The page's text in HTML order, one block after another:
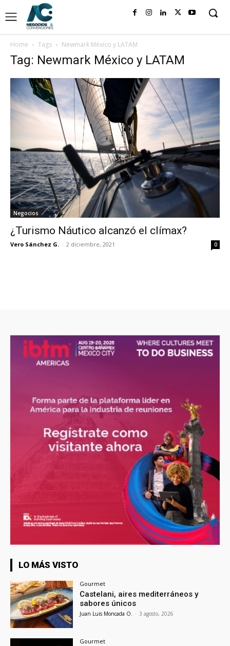
Home Tags Newmark México y LATAM
Tag: Newmark México y LATAM
Negocios
¿Turismo Náutico alcanzó el clímax?
Vero Sánchez G. - 2 diciembre, 2021 0
LO MÁS VISTO
Gourmet
Castelani, aires mediterráneos y
sabores únicos
Juan Luis Moncada O. - 3 agosto, 2026
Gourmet